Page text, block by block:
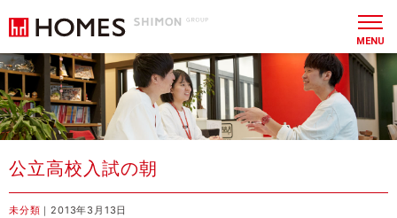
MENU
公立高校入試の朝
未分類 ｜2013年3月13日